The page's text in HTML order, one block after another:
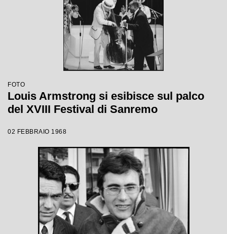
FOTO
Louis Armstrong si esibisce sul palco
del XVIII Festival di Sanremo
02 FEBBRAIO 1968